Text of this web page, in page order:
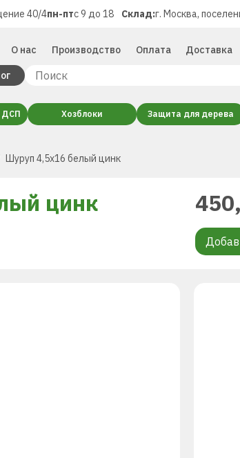
40/4пн-птс 9 до 18 Склад:г. Москва,
О нас Производство Оплата Доставка
ДСП Хозблоки Защита для дерева
Шуруп 4,5х16 белый цинк
цинк